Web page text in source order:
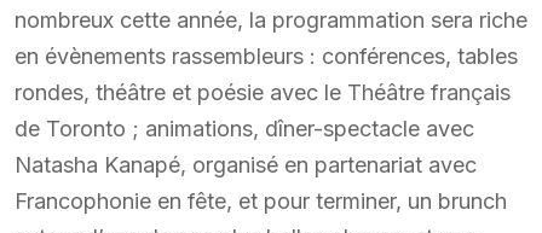
nombreux cette année, la programmation sera riche
en évènements rassembleurs : conférences, tables
rondes, théâtre et poésie avec le Théâtre français
de Toronto ; animations, dîner-spectacle avec
Natasha Kanapé, organisé en partenariat avec
Francophonie en fête, et pour terminer, un brunch